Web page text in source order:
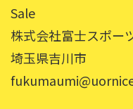
Sale
株式会社富士スポー
埼玉県吉川市